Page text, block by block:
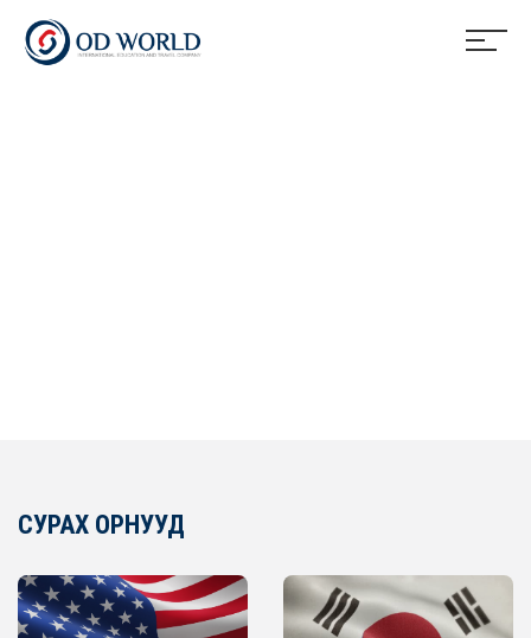
СУРАХ ОРНУУД